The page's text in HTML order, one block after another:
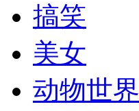
走！跟着总书记去植树
消防员救轻生者
搞笑
美女
动物世界